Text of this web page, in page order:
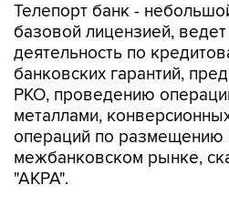
Телепорт банк -
базовой лицензией,
деятельность по
банковских гарантий,
РКО, проведению
металлами,
операций по размещению
межбанковском рынке,
"АКРА".